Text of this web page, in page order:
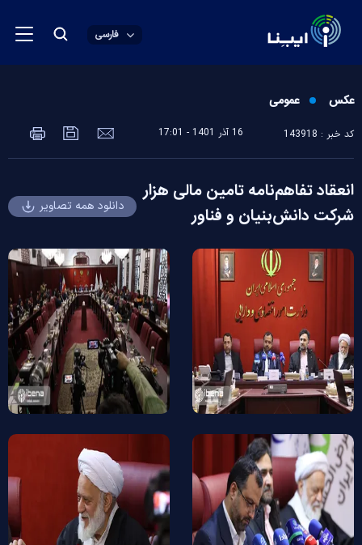
فارسی
عکس عمومی
کد خبر : 143918 16 آذر 1401 - 17:01
انعقاد تفاهم‌نامه تامین مالی هزار
شرکت دانش‌بنیان و فناور
دانلود همه تصاویر